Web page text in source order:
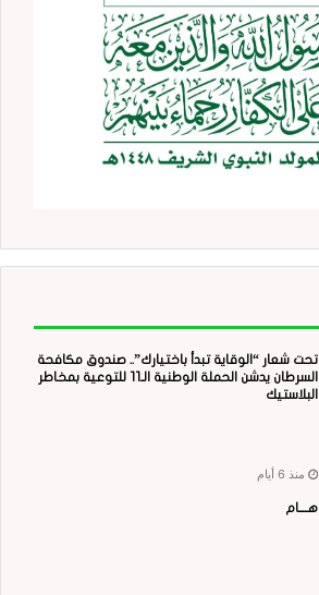
تحت شعار “الوقاية تبدأ باختيارك”.. صندوق مكافحة
السرطان يدشن الحملة الوطنية الـ11 للتوعية بمخاطر
البلاستيك
منذ 6 أيام
هــــام